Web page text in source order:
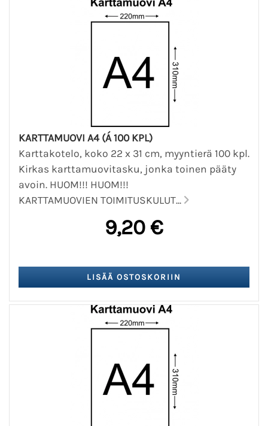
KARTTAMUOVI A4 (Á 100 KPL)
Karttakotelo, koko 22 x 31 cm, myyntierä 100 kpl.
Kirkas karttamuovitasku, jonka toinen pääty
avoin. HUOM!!! HUOM!!!
KARTTAMUOVIEN TOIMITUSKULUT...
9,20 €